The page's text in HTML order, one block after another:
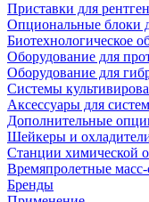
Приставки для
Опциональные блоки
Биотехнологическое
Оборудование для
Оборудование для
Системы
Аксессуары для
Дополнительные
Шейкеры и
Станции химической
Времяпролетные
Бренды